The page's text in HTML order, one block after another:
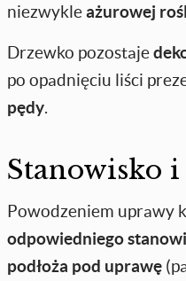
niezwykleażurowej
Drzewko pozostaje
po opadnięciu liści
pędy.
Stanowisko
Powodzeniem uprawy
odpowiedniego
podłoża pod uprawę